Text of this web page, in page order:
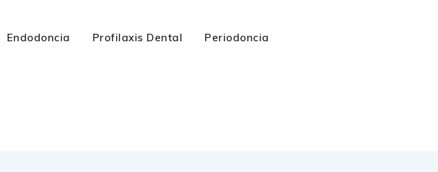
Endodoncia Profilaxis Dental Periodoncia